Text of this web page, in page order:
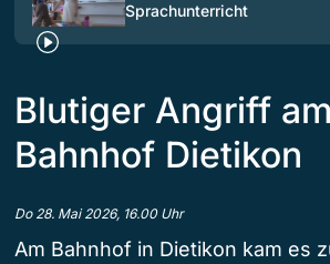
Sprachunterricht
Blutiger Angriff am
Bahnhof Dietikon
Do 28. Mai 2026, 16.00 Uhr
Am Bahnhof in Dietikon kam es